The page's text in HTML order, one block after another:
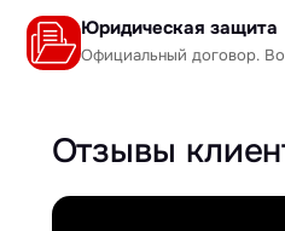
Юридическая защита
Официальный договор.
Отзывы